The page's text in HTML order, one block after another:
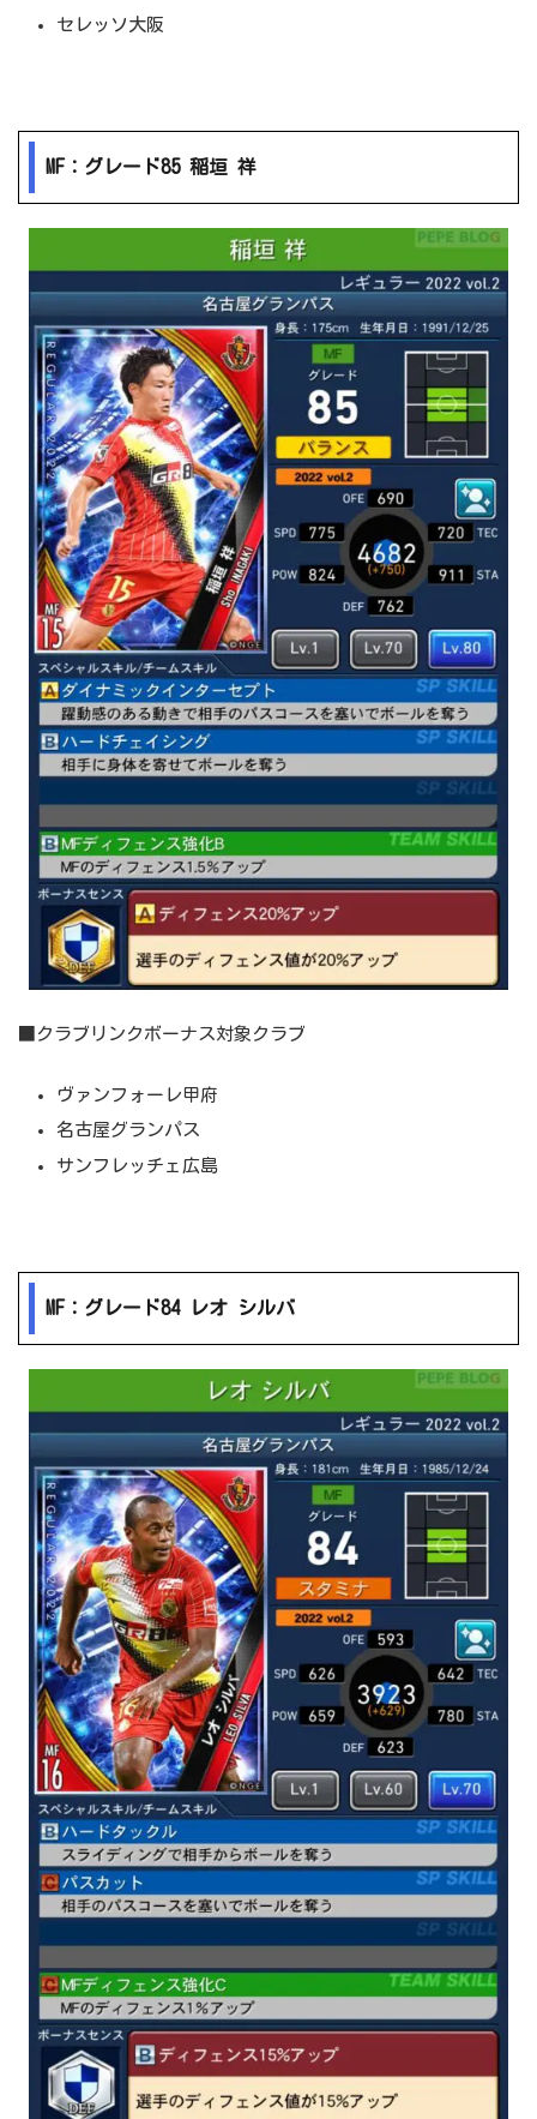
セレッソ大阪
MF：グレード85 稲垣 祥
■クラブリンクボーナス対象クラブ
ヴァンフォーレ甲府
名古屋グランパス
サンフレッチェ広島
MF：グレード84 レオ シルバ